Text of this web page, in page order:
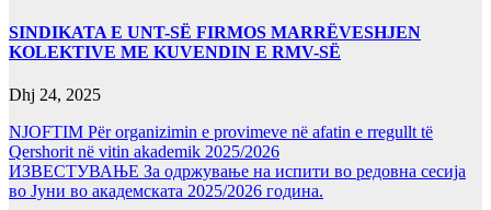
SINDIKATA E UNT-SË FIRMOS MARRËVESHJEN
KOLEKTIVE ME KUVENDIN E RMV-SË
Dhj 24, 2025
NJOFTIM Për organizimin e provimeve në afatin e rregullt të
Qershorit në vitin akademik 2025/2026
ИЗВЕСТУВАЊЕ За одржување на испити во редовна сесија
во Јуни во академската 2025/2026 година.